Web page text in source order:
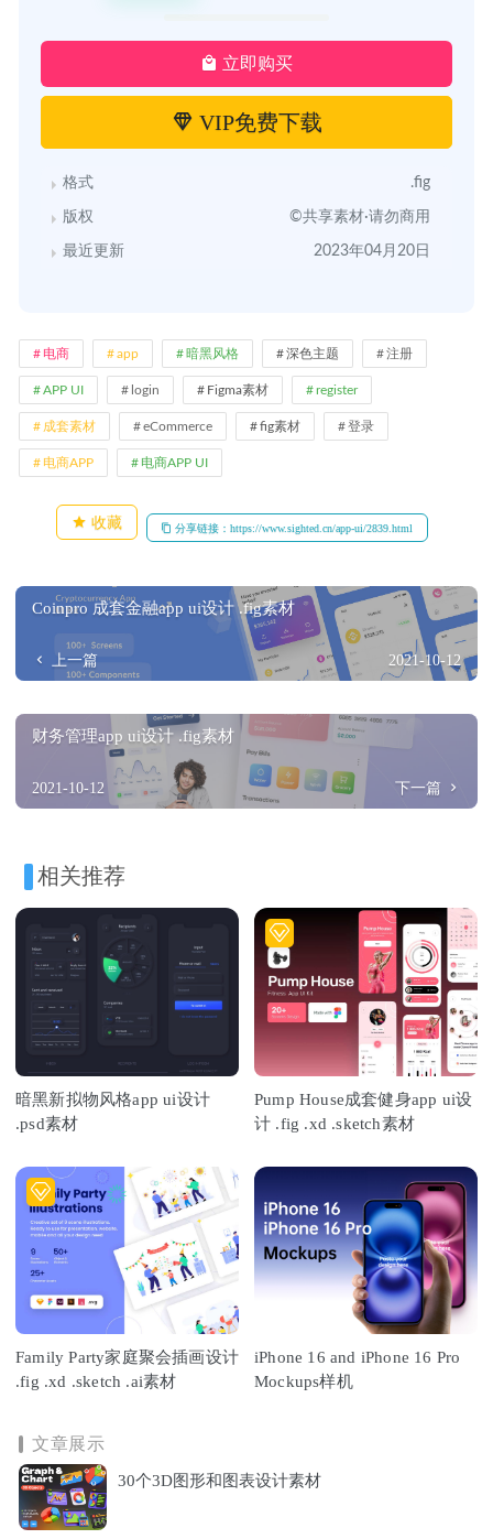
立即购买
VIP免费下载
格式 .fig
版权 ©共享素材·请勿商用
最近更新 2023年04月20日
电商 app 暗黑风格 深色主题 注册
APP UI login Figma素材 register
成套素材 eCommerce fig素材 登录
电商APP 电商APP UI
收藏 分享链接：https://www.sighted.cn/app-ui/2839.html
Coinpro 成套金融app ui设计 .fig素材
上一篇 2021-10-12
财务管理app ui设计 .fig素材
2021-10-12 下一篇
相关推荐
暗黑新拟物风格app ui设计
.psd素材
Pump House成套健身app ui设
计 .fig .xd .sketch素材
Family Party家庭聚会插画设计
.fig .xd .sketch .ai素材
iPhone 16 and iPhone 16 Pro
Mockups样机
文章展示
30个3D图形和图表设计素材